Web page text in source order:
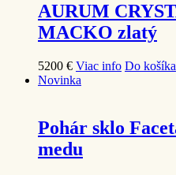
AURUM
MACKO zlatý
5200 € Viac info Do košíka
Novinka
Pohár sklo
medu